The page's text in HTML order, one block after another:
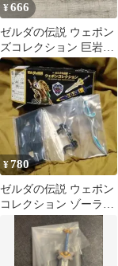
¥666
ゼルダの伝説 ウェポン
ズコレクション 巨岩砕
き ②
¥780
ゼルダの伝説 ウェポン
コレクション ゾーラの